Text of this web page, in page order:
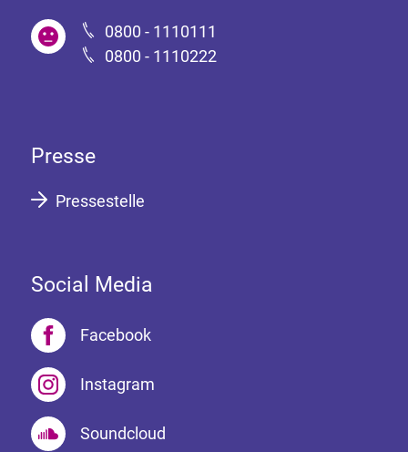
0800 - 1110111
0800 - 1110222
Presse
Pressestelle
Social Media
Facebook
Instagram
Soundcloud